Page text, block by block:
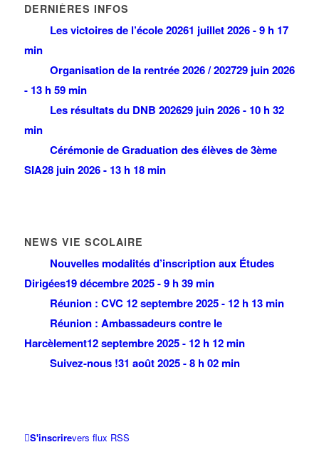
DERNIÈRES INFOS
Les victoires de l’école 20261 juillet 2026 - 9 h 17
min
Organisation de la rentrée 2026 / 202729 juin 2026
- 13 h 59 min
Les résultats du DNB 202629 juin 2026 - 10 h 32
min
Cérémonie de Graduation des élèves de 3ème
SIA28 juin 2026 - 13 h 18 min
NEWS VIE SCOLAIRE
Nouvelles modalités d’inscription aux Études
Dirigées19 décembre 2025 - 9 h 39 min
Réunion : CVC 12 septembre 2025 - 12 h 13 min
Réunion : Ambassadeurs contre le
Harcèlement12 septembre 2025 - 12 h 12 min
Suivez-nous !31 août 2025 - 8 h 02 min
S'inscrirevers flux RSS